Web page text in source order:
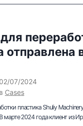
отправлена
02/07/2024
Cases
пластика Shuliy
марте 2024 года клиент из